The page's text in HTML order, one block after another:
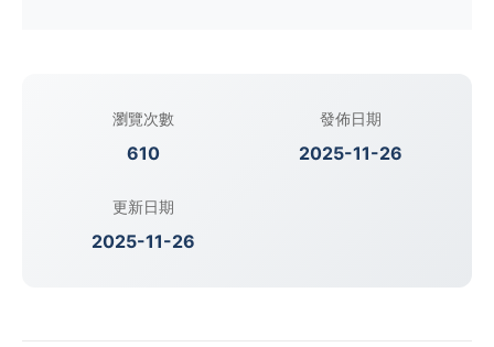
瀏覽次數
610
發佈日期
2025-11-26
更新日期
2025-11-26